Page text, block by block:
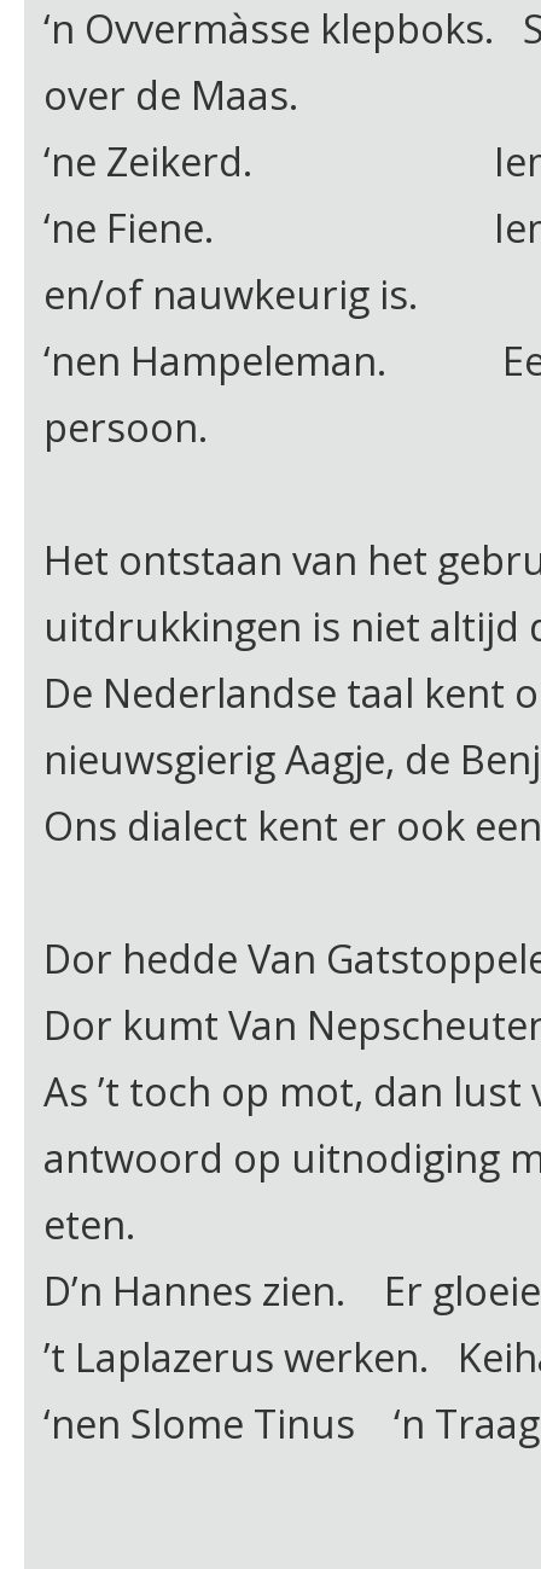
‘n Ovvermàsse klepboks.
over de Maas.
‘ne Zeikerd.
‘ne Fiene. Iemand
en/of nauwkeurig is.
‘nen Hampeleman.
persoon.
Het ontstaan van het
uitdrukkingen is niet altijd
De Nederlandse taal kent
nieuwsgierig Aagje, de
Ons dialect kent er ook
Dor hedde Van
Dor kumt Van
As ’t toch op mot, dan
antwoord op uitnodiging
D’n Hannes zien. Er
’t Laplazerus werken.
‘nen Slome Tinus ‘n